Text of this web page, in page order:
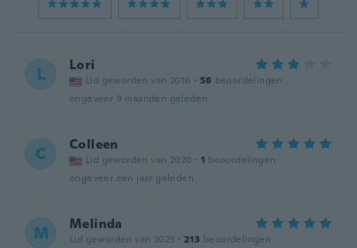
L Lori
Lid geworden van 2016 · 58 beoordelingen
ongeveer 9 maanden geleden
C Colleen
Lid geworden van 2020 · 1 beoordelingen
ongeveer een jaar geleden
M Melinda
Lid geworden van 2023 · 213 beoordelingen